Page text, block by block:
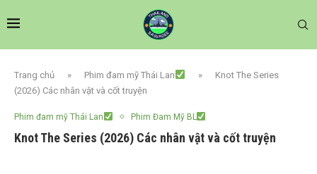
Trang chủ » Phim đam mỹ Thái Lan »
Knot The Series
(2026) Các nhân vật và cốt truyện
Phim đam mỹ Thái Lan Phim Đam Mỹ BL
Knot The Series (2026) Các nhân vật và cốt truyện